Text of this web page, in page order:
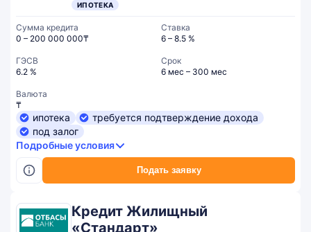
ИПОТЕКА
Подать заявку
Сумма кредита
0 – 200 000 000₸
Ставка
6 – 8.5 %
ГЭСВ
6.2 %
Срок
6 мес – 300 мес
Валюта
₸
ипотека
требуется подтверждение дохода
под залог
Подробные условия
Кредит Жилищный
«Стандарт»